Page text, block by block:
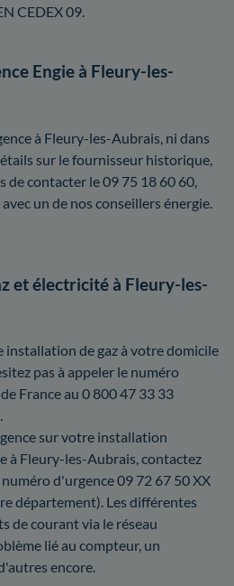
CEDEX 09.
Engie à Fleury-les-
à Fleury-les-Aubrais, ni dans
sur le fournisseur historique,
de contacter le 09 75 18 60 60,
un de nos conseillers énergie.
et électricité à Fleury-les-
installation de gaz à votre domicile
pas à appeler le numéro
France au 0 800 47 33 33
sur votre installation
à Fleury-les-Aubrais, contactez
d'urgence 09 72 67 50 XX
département). Les différentes
de courant via le réseau
lié au compteur, un
encore.